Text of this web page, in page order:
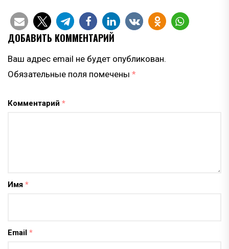
ДОБАВИТЬ КОММЕНТАРИЙ
Ваш адрес email не будет опубликован.
Обязательные поля помечены *
Комментарий *
Имя *
Email *